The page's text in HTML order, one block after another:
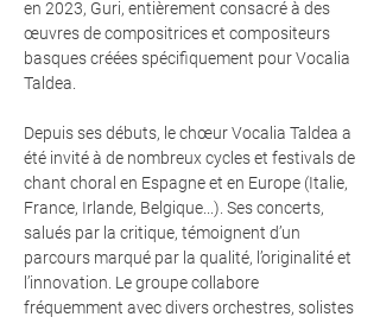
en 2023, Guri, entièrement consacré à des
œuvres de compositrices et compositeurs
basques créées spécifiquement pour Vocalia
Taldea.
Depuis ses débuts, le chœur Vocalia Taldea a
été invité à de nombreux cycles et festivals de
chant choral en Espagne et en Europe (Italie,
France, Irlande, Belgique...). Ses concerts,
salués par la critique, témoignent d’un
parcours marqué par la qualité, l’originalité et
l’innovation. Le groupe collabore
fréquemment avec divers orchestres, solistes